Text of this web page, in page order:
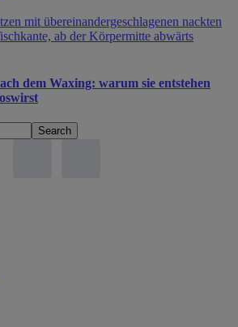
dem Waxing: warum sie entstehen